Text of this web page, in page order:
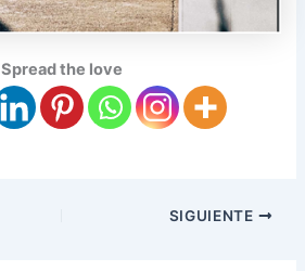
Spread the love
SIGUIENTE